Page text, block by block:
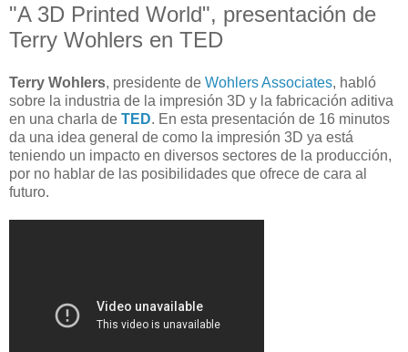
"A 3D Printed World", presentación de
Terry Wohlers en TED
Terry Wohlers, presidente de Wohlers Associates, habló
sobre la industria de la impresión 3D y la fabricación aditiva
en una charla de TED. En esta presentación de 16 minutos
da una idea general de como la impresión 3D ya está
teniendo un impacto en diversos sectores de la producción,
por no hablar de las posibilidades que ofrece de cara al
futuro.